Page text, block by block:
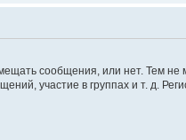
сообщения, или нет. Тем не
участие в группах и т. д.